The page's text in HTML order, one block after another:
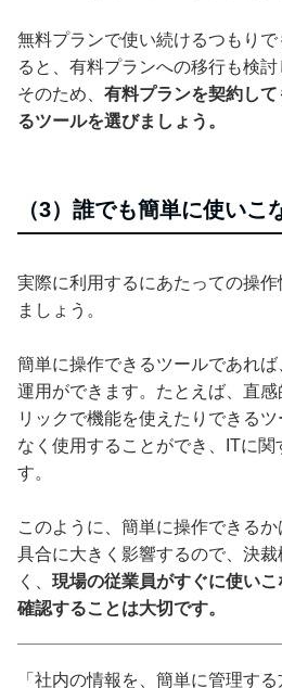
無料プランで使い続けるつもり
ると、有料プランへの移行も検討
そのため、 有料プランを契約し
るツールを選びましょう。
（3）誰でも簡単に使いこ
実際に利用するにあたっての操
ましょう。
簡単に操作できるツールであれば
運用ができます。たとえば、直
リックで機能を使えたりできる
なく使用することができ、ITに
す。
このように、簡単に操作できる
具合に大きく影響するので、決
く、 現場の従業員がすぐに使い
確認することは大切です。
「社内の情報を、簡単に管理する